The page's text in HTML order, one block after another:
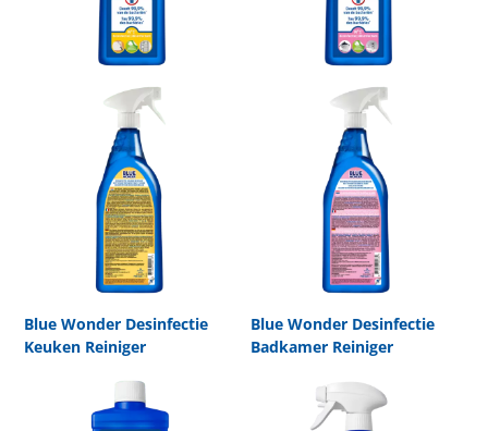
Blue Wonder Desinfectie
Keuken Reiniger
Blue Wonder Desinfectie
Badkamer Reiniger